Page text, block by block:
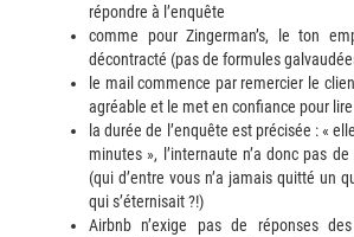
répondre à l’enquête
comme pour Zingerman’s, le ton
décontracté (pas de formules
le mail commence par remercier le
agréable et le met en confiance pour
la durée de l’enquête est précisée : «
minutes », l’internaute n’a donc pas
(qui d’entre vous n’a jamais quitté un
qui s’éternisait ?!)
Airbnb n’exige pas de réponses